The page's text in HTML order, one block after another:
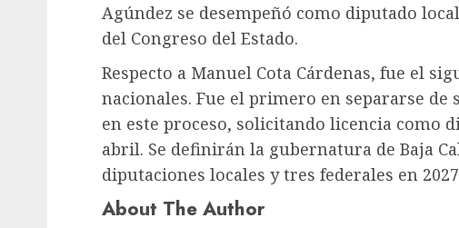
Agúndez se desempeñó como diputado
del Congreso del Estado.
Respecto a Manuel Cota Cárdenas, fue el
nacionales. Fue el primero en separarse
en este proceso, solicitando licencia como
abril. Se definirán la gubernatura de Baja
diputaciones locales y tres federales en
About The Author